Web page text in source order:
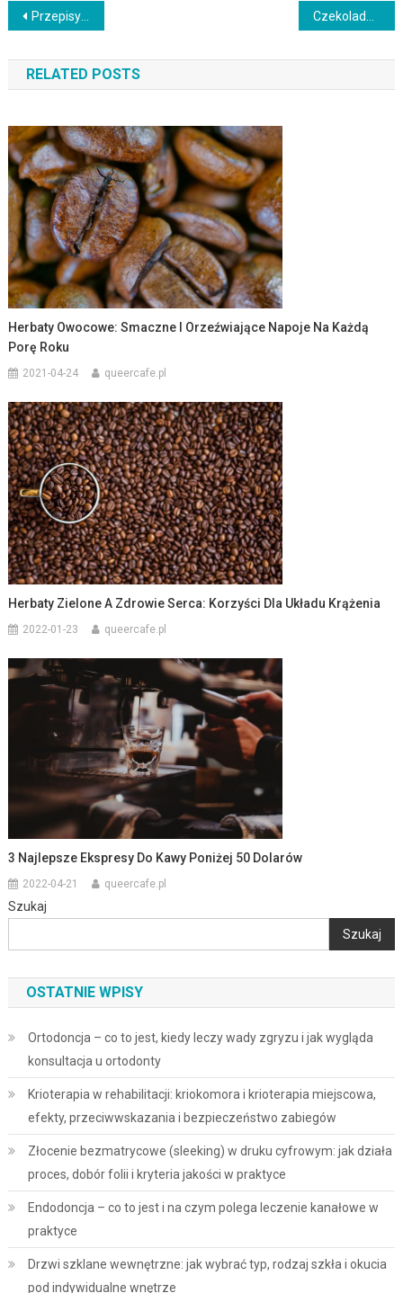
Nawigacja
wpisu
Przepisy na pasztet – Pomysły na smaczne i sycące dania z pasztetem
RELATED POSTS
Herbaty Owocowe: Smaczne I Orzeźwiające Napoje Na Każdą
Porę Roku
2021-04-24 queercafe.pl
Herbaty Zielone A Zdrowie Serca: Korzyści Dla Układu Krążenia
2022-01-23 queercafe.pl
3 Najlepsze Ekspresy Do Kawy Poniżej 50 Dolarów
2022-04-21 queercafe.pl
Szukaj
Szukaj
OSTATNIE WPISY
Ortodoncja – co to jest, kiedy leczy wady zgryzu i jak wygląda
konsultacja u ortodonty
Krioterapia w rehabilitacji: kriokomora i krioterapia miejscowa,
efekty, przeciwwskazania i bezpieczeństwo zabiegów
Złocenie bezmatrycowe (sleeking) w druku cyfrowym: jak działa
proces, dobór folii i kryteria jakości w praktyce
Endodoncja – co to jest i na czym polega leczenie kanałowe w
praktyce
Drzwi szklane wewnętrzne: jak wybrać typ, rodzaj szkła i okucia
pod indywidualne wnętrze